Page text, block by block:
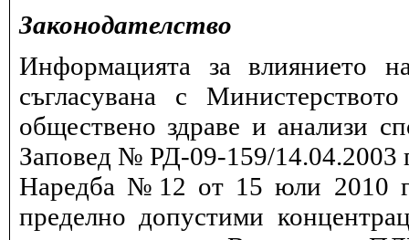
Законодателство
Информацията за влиянието
съгласувана с
обществено здраве и анализи
Заповед № РД-09-159/14.04.2003
Наредба №12 от 15 юли 2010
пределно допустими